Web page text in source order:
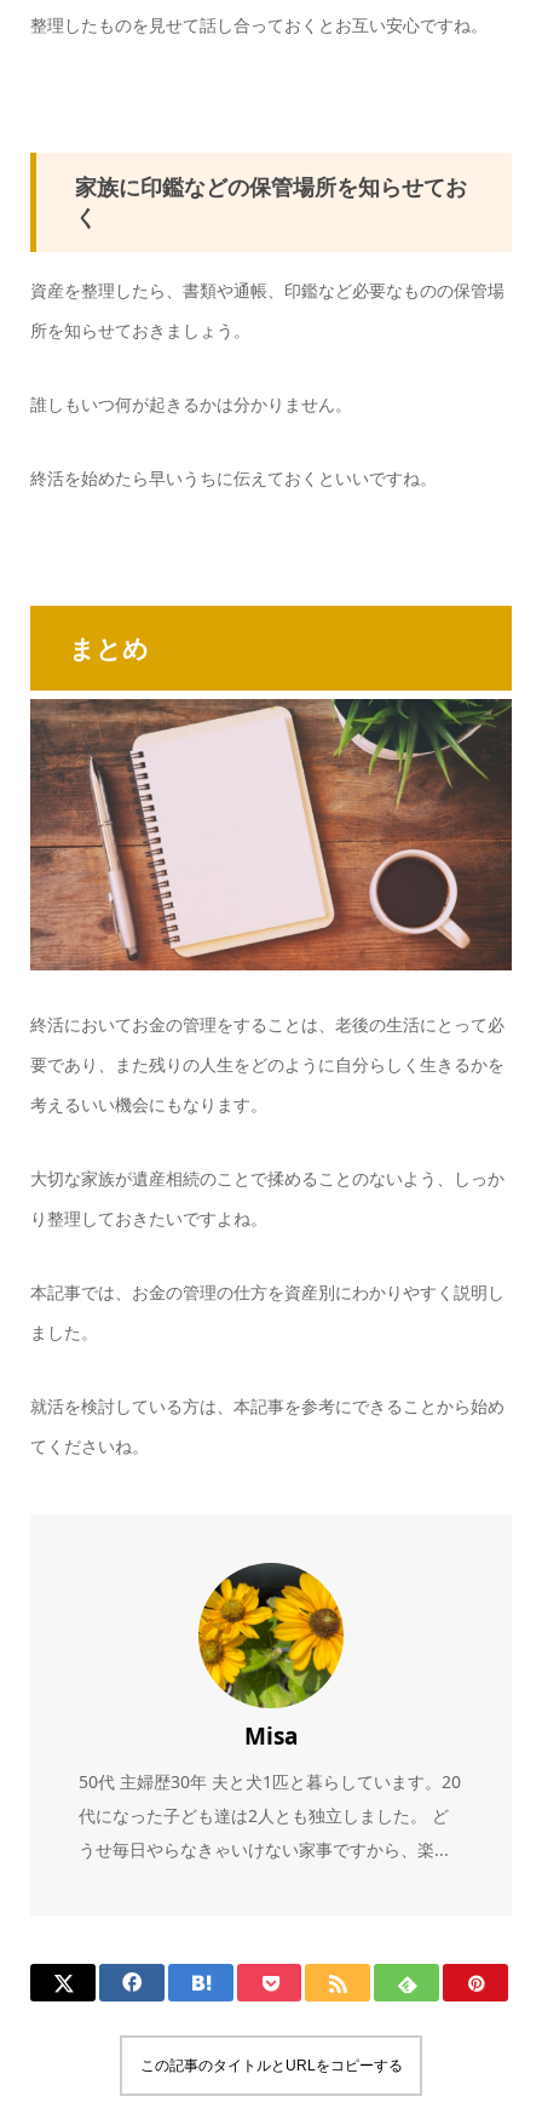
整理したものを見せて話し合っておくとお互い安心ですね。
家族に印鑑などの保管場所を知らせてお
く
資産を整理したら、書類や通帳、印鑑など必要なものの保管場
所を知らせておきましょう。
誰しもいつ何が起きるかは分かりません。
終活を始めたら早いうちに伝えておくといいですね。
まとめ
終活においてお金の管理をすることは、老後の生活にとって必
要であり、また残りの人生をどのように自分らしく生きるかを
考えるいい機会にもなります。
大切な家族が遺産相続のことで揉めることのないよう、しっか
り整理しておきたいですよね。
本記事では、お金の管理の仕方を資産別にわかりやすく説明し
ました。
就活を検討している方は、本記事を参考にできることから始め
てくださいね。
Misa
50代 主婦歴30年 夫と犬1匹と暮らしています。20
代になった子ども達は2人とも独立しました。 ど
うせ毎日やらなきゃいけない家事ですから、楽...
この記事のタイトルとURLをコピーする